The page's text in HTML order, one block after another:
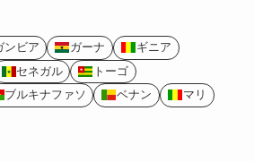
ンビア ガーナ
ギニア
セネガル
トーゴ
ブルキナファソ ベナン
マリ